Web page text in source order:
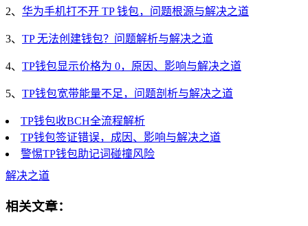
2、 华为手机打不开 TP 钱包，问题根源与解决之道
3、 TP 无法创建钱包？问题解析与解决之道
4、 TP钱包显示价格为 0，原因、影响与解决之道
5、 TP钱包宽带能量不足，问题剖析与解决之道
TP钱包收BCH全流程解析
TP钱包签证错误，成因、影响与解决之道
警惕TP钱包助记词碰撞风险
解决之道
相关文章：